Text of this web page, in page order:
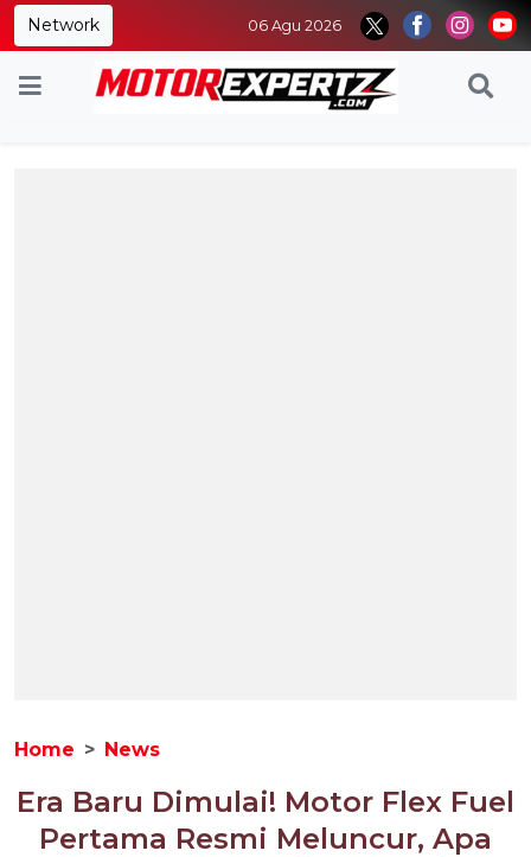
Network 06 Agu 2026
Home News
Era Baru Dimulai! Motor Flex Fuel
Pertama Resmi Meluncur, Apa